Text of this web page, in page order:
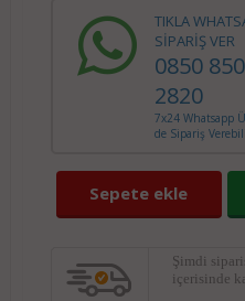
TIKLA
SİPARİŞ VER
0850 850
2820
7x24 Whatsapp
de Sipariş
Sepete ekle
Şimdi
içerisinde